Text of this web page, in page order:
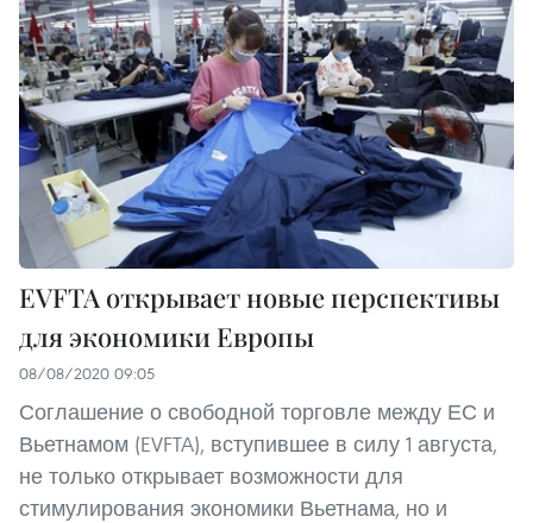
EVFTA открывает новые перспективы
для экономики Европы
08/08/2020 09:05
Соглашение о свободной торговле между ЕС и
Вьетнамом (EVFTA), вступившее в силу 1 августа,
не только открывает возможности для
стимулирования экономики Вьетнама, но и